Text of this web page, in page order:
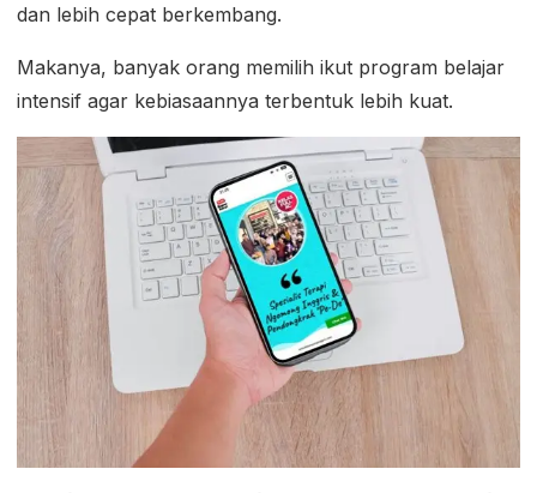
dan lebih cepat berkembang.
Makanya, banyak orang memilih ikut program belajar
intensif agar kebiasaannya terbentuk lebih kuat.